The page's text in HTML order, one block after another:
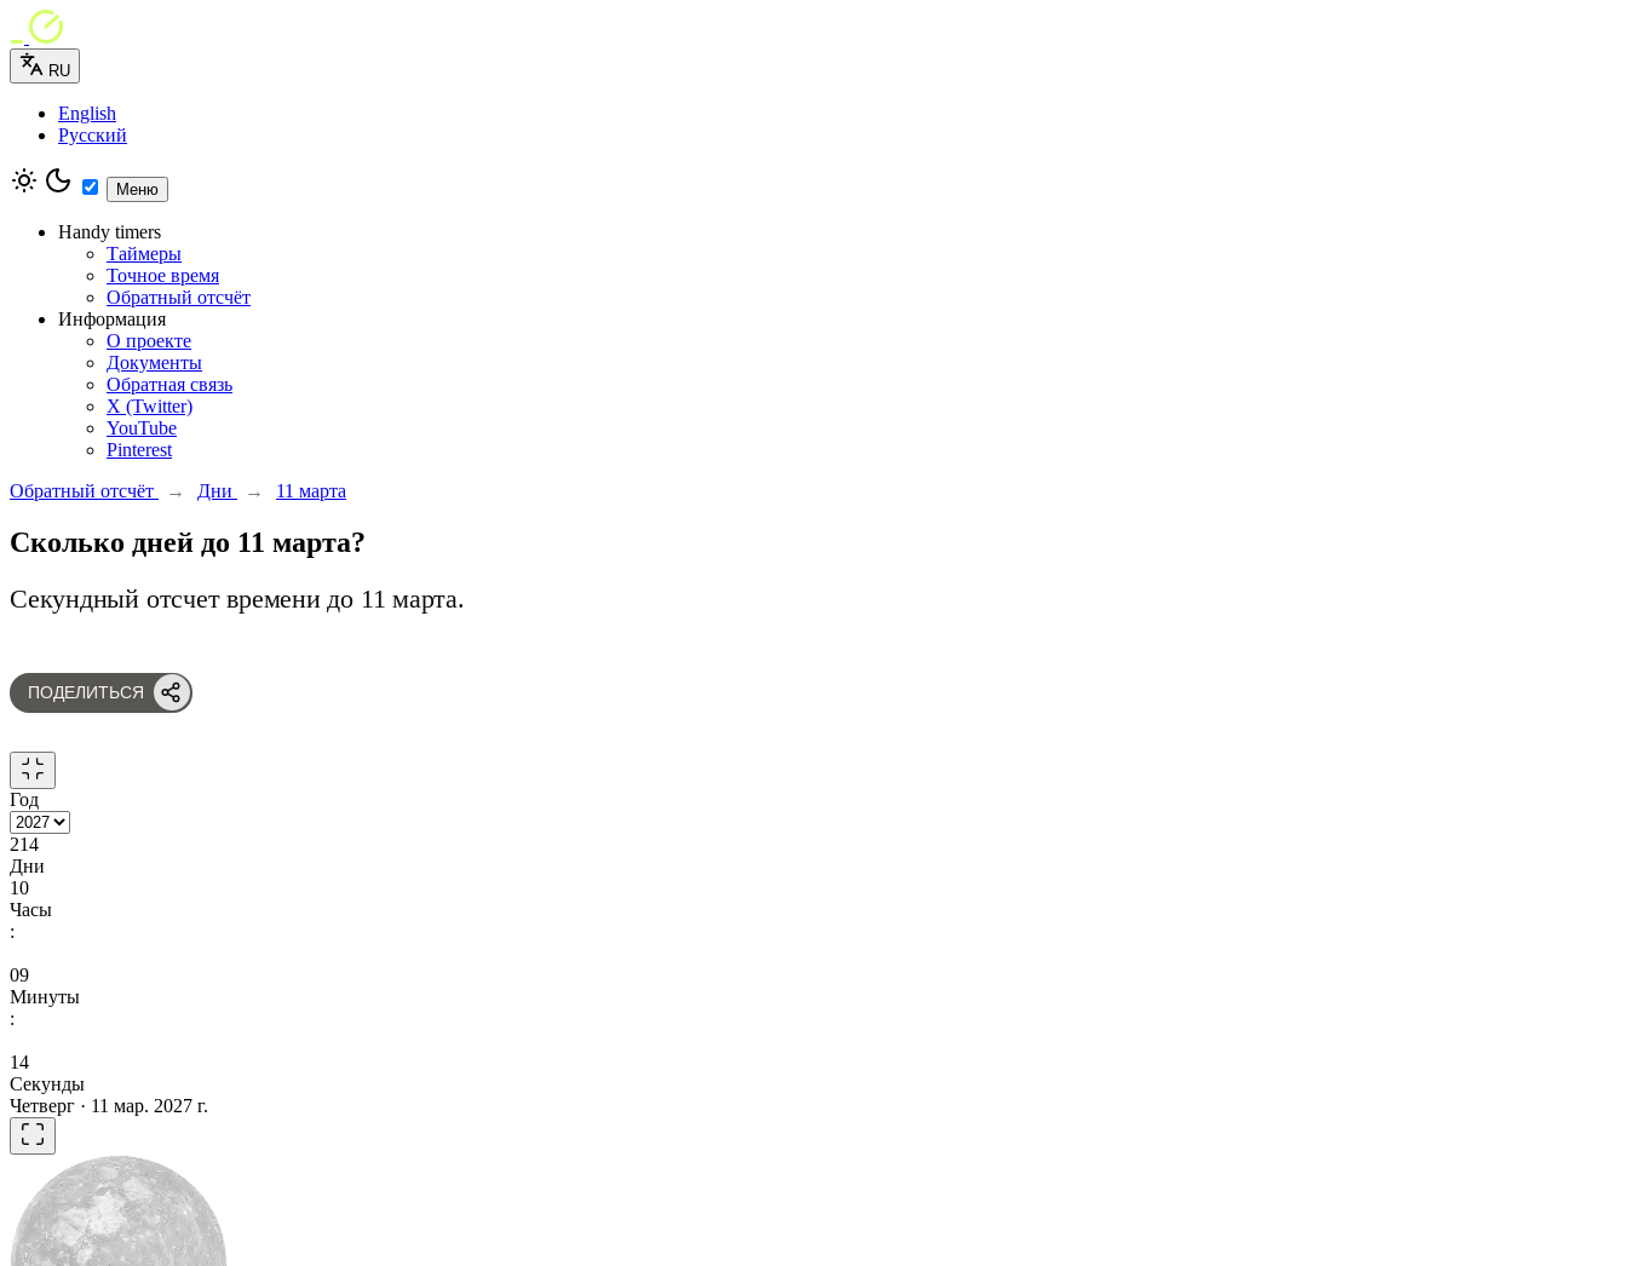
RU
English
Русский
Меню
Handy timers
Таймеры
Точное время
Обратный отсчёт
Информация
О проекте
Документы
Обратная связь
X (Twitter)
YouTube
Pinterest
Обратный отсчёт
→ Дни → 11 марта
Сколько дней до 11 марта?
Секундный отсчет времени до 11 марта.
ПОДЕЛИТЬСЯ
Год
214
Дни
10
Часы
:
09
Минуты
:
13
Секунды
Четверг · 11 мар. 2027 г.